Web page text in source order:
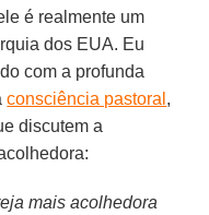
é realmente um
dos EUA. Eu
com a profunda
consciência pastoral ,
discutem a
mais acolhedora